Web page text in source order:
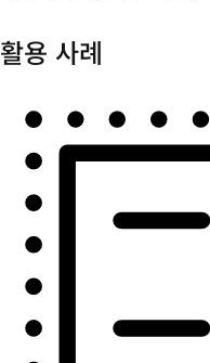
활용 사례